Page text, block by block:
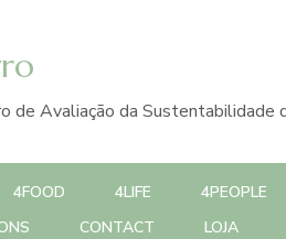
de Avaliação da Sustentabilidade
4FOOD 4LIFE 4PEOPLE
CONTACT LOJA